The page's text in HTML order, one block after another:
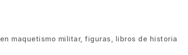
maquetismo militar, figuras, libros de historia